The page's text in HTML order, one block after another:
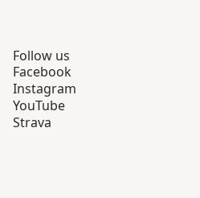
Follow us
Facebook
Instagram
YouTube
Strava